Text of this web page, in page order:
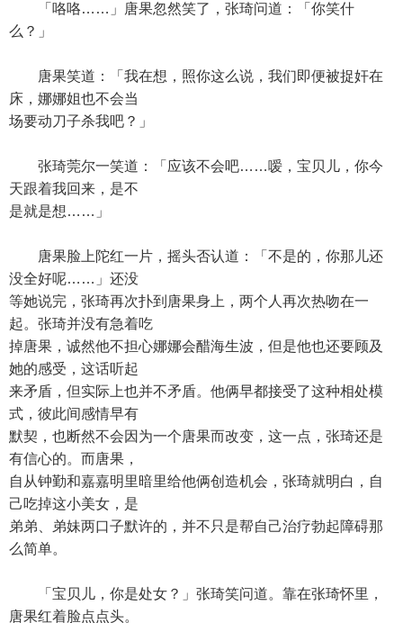
「咯咯……」唐果忽然笑了，张琦问道：「你笑什
么？」
唐果笑道：「我在想，照你这么说，我们即便被捉奸在
床，娜娜姐也不会当
场要动刀子杀我吧？」
张琦莞尔一笑道：「应该不会吧……嗳，宝贝儿，你今
天跟着我回来，是不
是就是想……」
唐果脸上陀红一片，摇头否认道：「不是的，你那儿还
没全好呢……」还没
等她说完，张琦再次扑到唐果身上，两个人再次热吻在一
起。张琦并没有急着吃
掉唐果，诚然他不担心娜娜会醋海生波，但是他也还要顾及
她的感受，这话听起
来矛盾，但实际上也并不矛盾。他俩早都接受了这种相处模
式，彼此间感情早有
默契，也断然不会因为一个唐果而改变，这一点，张琦还是
有信心的。而唐果，
自从钟勤和嘉嘉明里暗里给他俩创造机会，张琦就明白，自
己吃掉这小美女，是
弟弟、弟妹两口子默许的，并不只是帮自己治疗勃起障碍那
么简单。
「宝贝儿，你是处女？」张琦笑问道。靠在张琦怀里，
唐果红着脸点点头。